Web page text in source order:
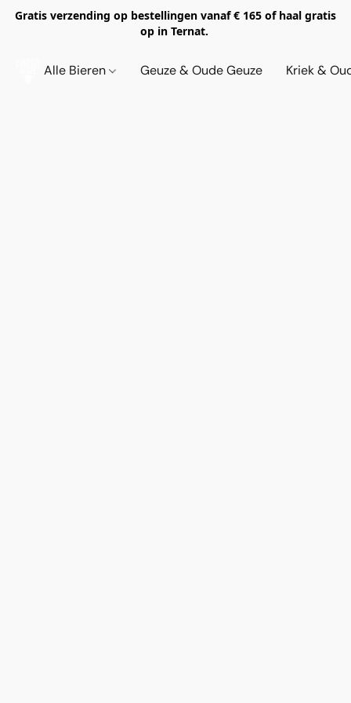
Gratis verzending op bestellingen vanaf € 165 of haal gratis
op in Ternat.
Alle Bieren Geuze & Oude Geuze Kriek &